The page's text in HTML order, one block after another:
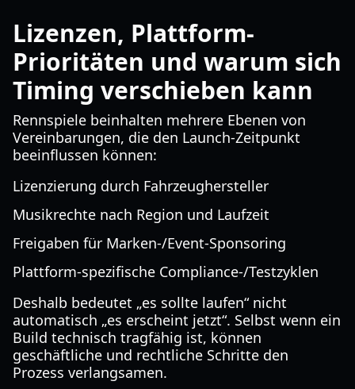
Lizenzen, Plattform-
Prioritäten und warum sich
Timing verschieben kann
Rennspiele beinhalten mehrere Ebenen von
Vereinbarungen, die den Launch-Zeitpunkt
beeinflussen können:
Lizenzierung durch Fahrzeughersteller
Musikrechte nach Region und Laufzeit
Freigaben für Marken-/Event-Sponsoring
Plattform-spezifische Compliance-/Testzyklen
Deshalb bedeutet „es sollte laufen“ nicht
automatisch „es erscheint jetzt“. Selbst wenn ein
Build technisch tragfähig ist, können
geschäftliche und rechtliche Schritte den
Prozess verlangsamen.